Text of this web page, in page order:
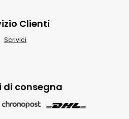
di consegna
Clienti
Scrivici